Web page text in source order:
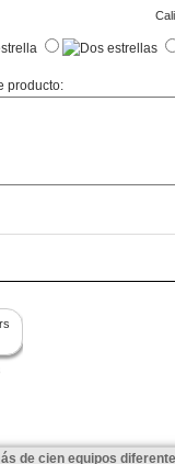
producto:
de cien equipos